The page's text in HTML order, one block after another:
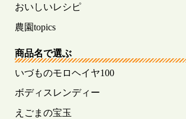
おいしいレシピ
農園topics
商品名で選ぶ
いづものモロヘイヤ100
ボディスレンディー
えごまの宝玉